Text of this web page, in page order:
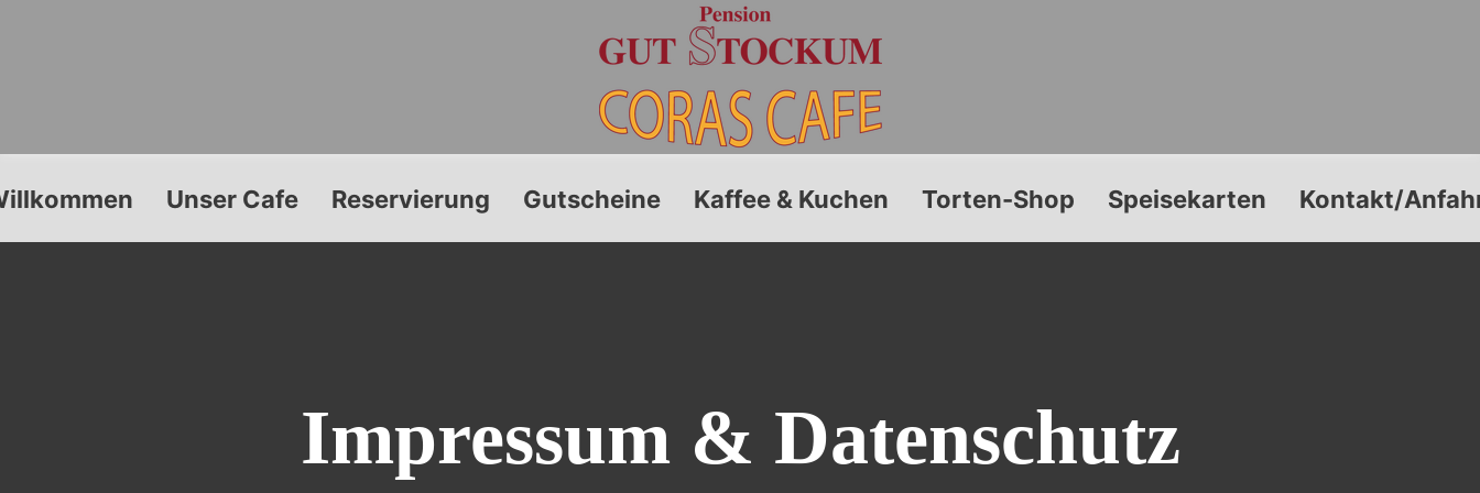
Unser Cafe Reservierung Gutscheine Kaffee & Kuchen Torten-Shop Speisekarten Kontakt/
Impressum & Datenschutz